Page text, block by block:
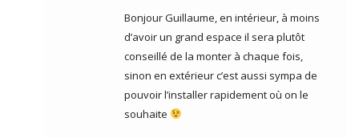
Bonjour Guillaume, en intérieur, à moins
d’avoir un grand espace il sera plutôt
conseillé de la monter à chaque fois,
sinon en extérieur c’est aussi sympa de
pouvoir l’installer rapidement où on le
souhaite